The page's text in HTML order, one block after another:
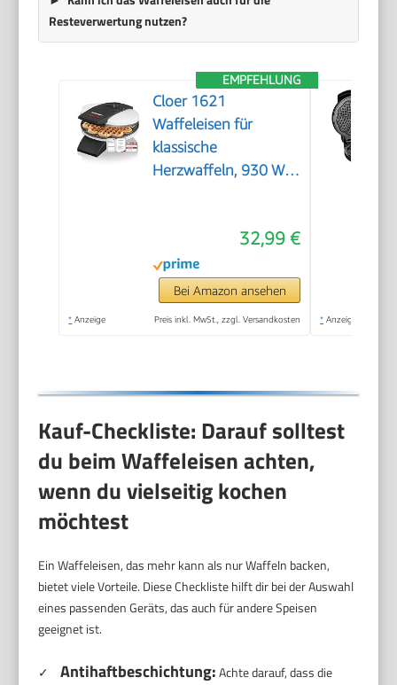
Resteverwertung nutzen?
EMPFEHLUNG
Cloer 1621
Waffeleisen für
klassische
Herzwaffeln, 930 W,
Bräunungsgrad, weiß,
Metall
32,99 €
Bei Amazon ansehen
* Anzeige Preis inkl. MwSt., zzgl. Versandkosten * Anzeige
Kauf-Checkliste: Darauf solltest
du beim Waffeleisen achten,
wenn du vielseitig kochen
möchtest
Ein Waffeleisen, das mehr kann als nur Waffeln backen,
bietet viele Vorteile. Diese Checkliste hilft dir bei der Auswahl
eines passenden Geräts, das auch für andere Speisen
geeignet ist.
✓ Antihaftbeschichtung:Achte darauf, dass die